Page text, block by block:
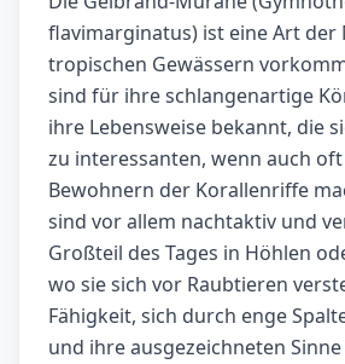
flavimarginatus) ist eine Art der
tropischen Gewässern
sind für ihre schlangenartige
ihre Lebensweise bekannt, die
zu interessanten, wenn auch
Bewohnern der Korallenriffe
sind vor allem nachtaktiv und
Großteil des Tages in Höhlen
wo sie sich vor Raubtieren
Fähigkeit, sich durch enge
und ihre ausgezeichneten